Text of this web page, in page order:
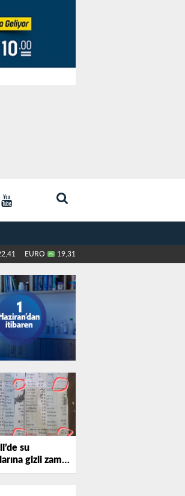
EURO 19,31
su
gizli zam